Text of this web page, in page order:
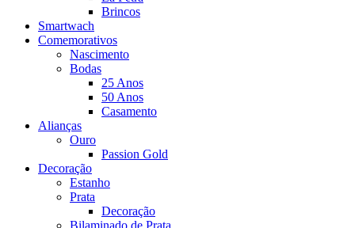
Brincos
Smartwach
Comemorativos
Nascimento
Bodas
25 Anos
50 Anos
Casamento
Alianças
Ouro
Passion Gold
Decoração
Estanho
Prata
Decoração
Bilaminado de Prata